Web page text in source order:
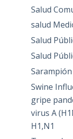
Salud
salud
Salud
Salud
Sarampión
Swine
gripe
virus A
H1,N1